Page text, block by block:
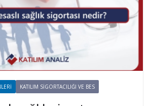
KATILIM SIGORTACILIĞI VE BES